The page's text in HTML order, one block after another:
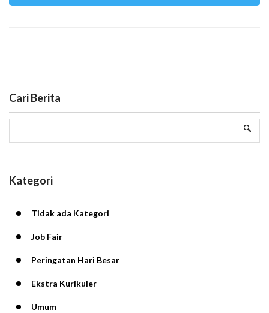
Cari Berita
Kategori
Tidak ada Kategori
Job Fair
Peringatan Hari Besar
Ekstra Kurikuler
Umum